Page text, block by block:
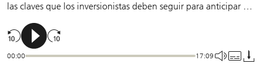
las claves que los inversionistas deben seguir para anticipar el
próximo ciclo.
00:00 17:09